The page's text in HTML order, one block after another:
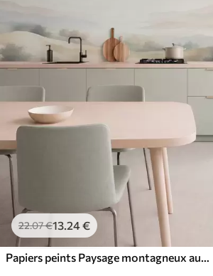
22.07€13.24€
Papiers peints Paysage montagneux aux reliefs variés